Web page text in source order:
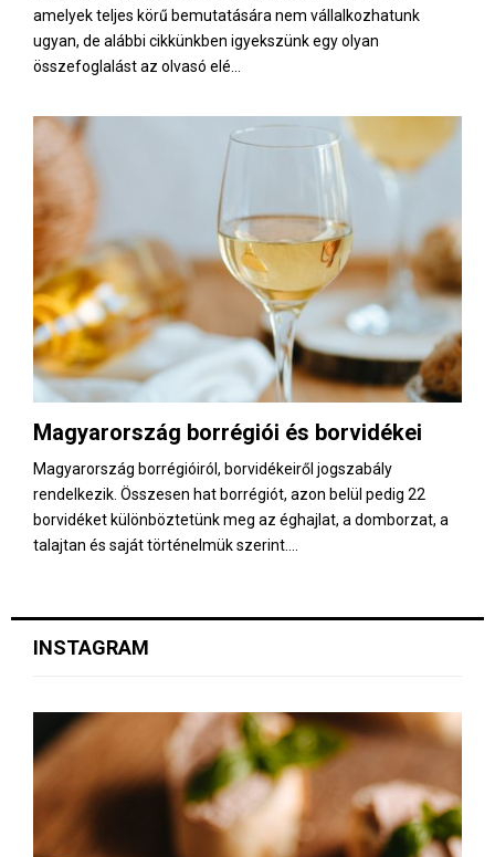
amelyek teljes körű bemutatására nem vállalkozhatunk
ugyan, de alábbi cikkünkben igyekszünk egy olyan
összefoglalást az olvasó elé...
Magyarország borrégiói és borvidékei
Magyarország borrégióiról, borvidékeiről jogszabály
rendelkezik. Összesen hat borrégiót, azon belül pedig 22
borvidéket különböztetünk meg az éghajlat, a domborzat, a
talajtan és saját történelmük szerint....
INSTAGRAM